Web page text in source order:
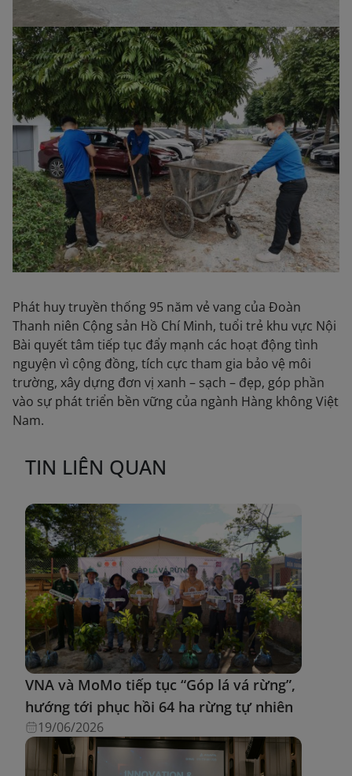
Phát huy truyền thống 95 năm vẻ vang của Đoàn
Thanh niên Cộng sản Hồ Chí Minh, tuổi trẻ khu vực Nội
Bài quyết tâm tiếp tục đẩy mạnh các hoạt động tình
nguyện vì cộng đồng, tích cực tham gia bảo vệ môi
trường, xây dựng đơn vị xanh – sạch – đẹp, góp phần
vào sự phát triển bền vững của ngành Hàng không Việt
Nam.
TIN LIÊN QUAN
VNA và MoMo tiếp tục “Góp lá vá rừng”,
hướng tới phục hồi 64 ha rừng tự nhiên
19/06/2026